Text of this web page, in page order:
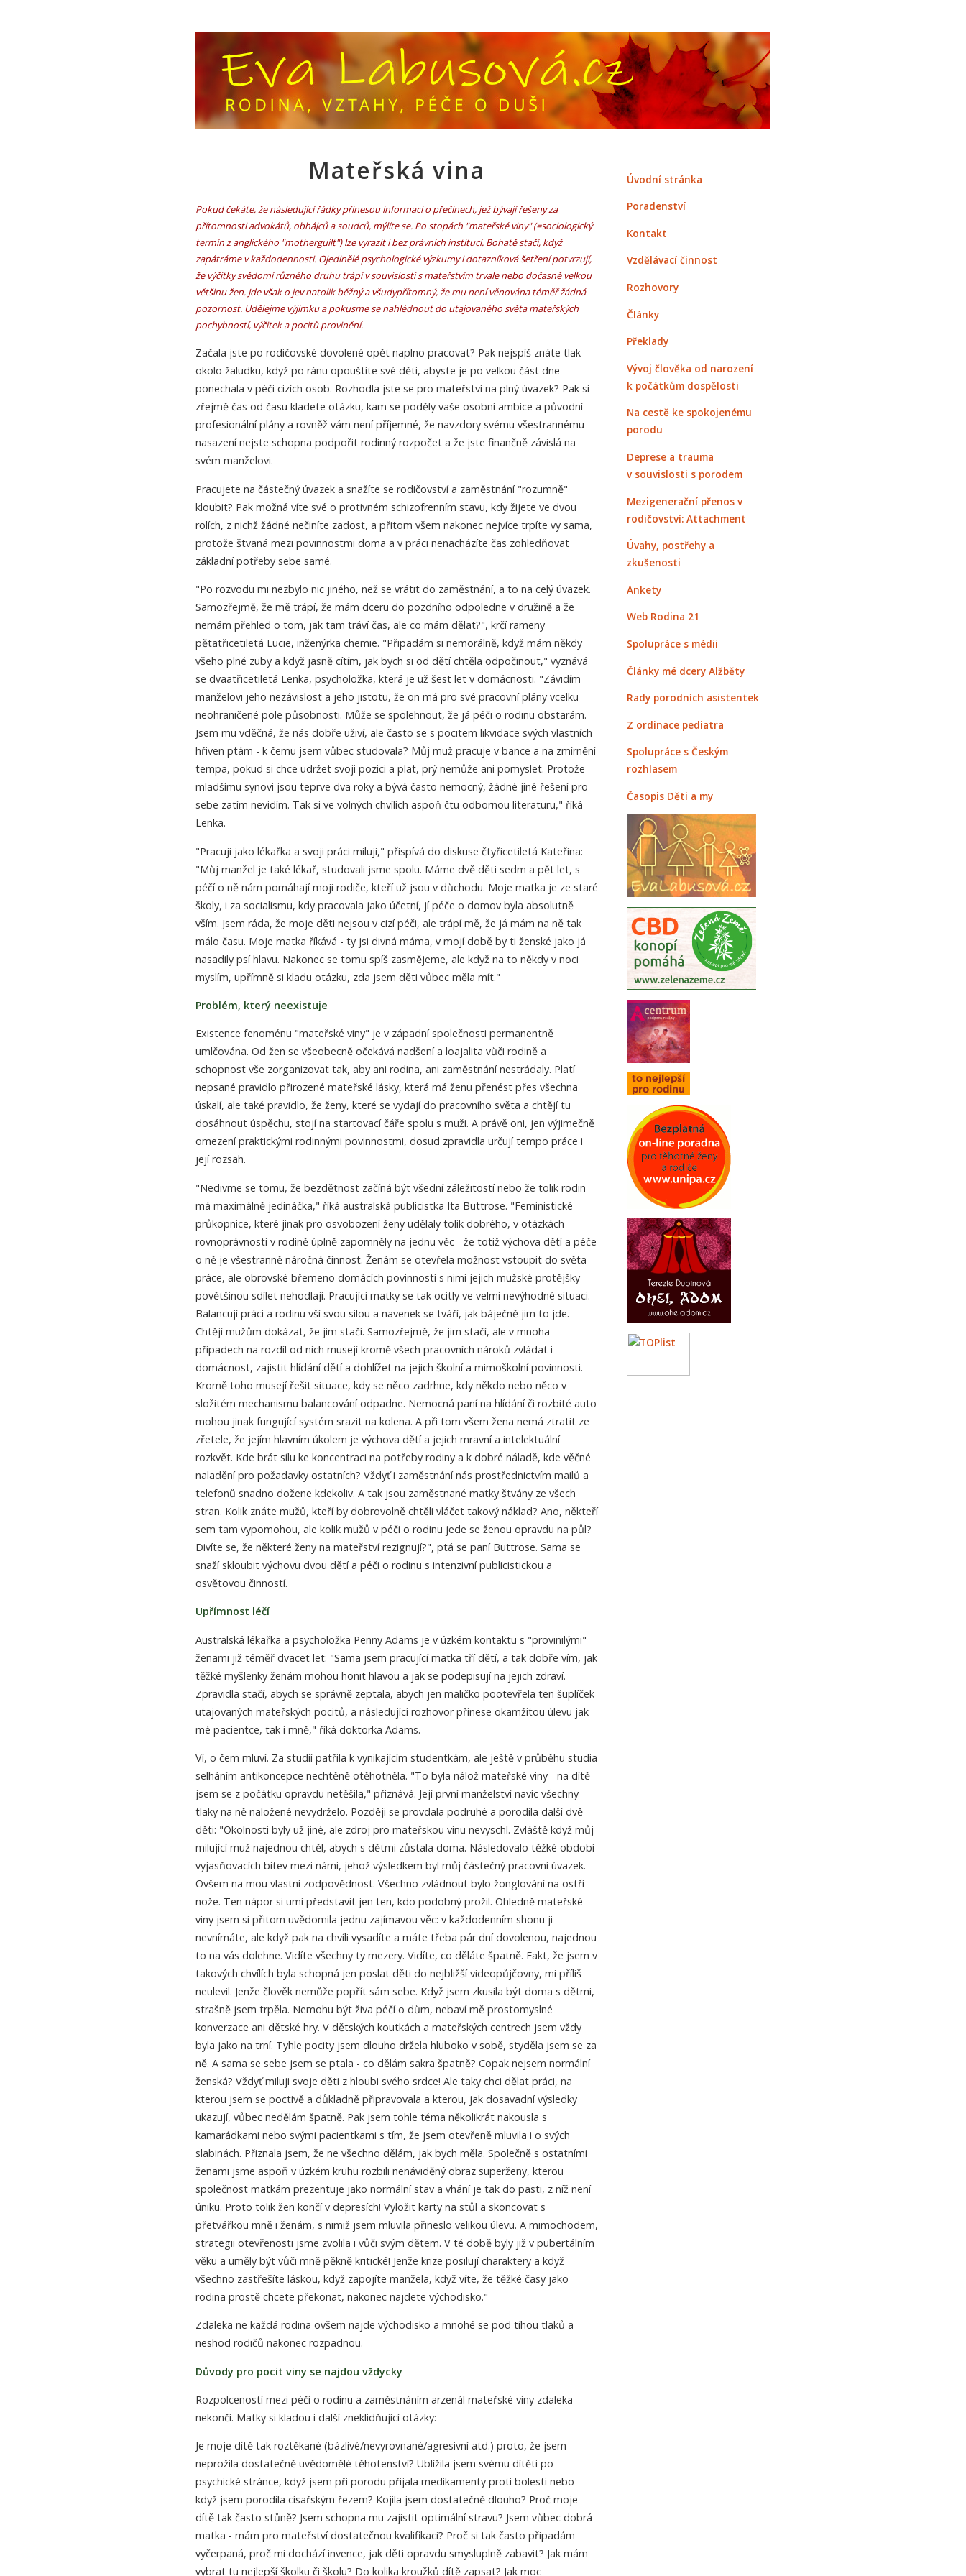
Mateřská vina
Pokud čekáte, že následující řádky přinesou informaci o přečinech, jež bývají řešeny za
přítomnosti advokátů, obhájců a soudců, mýlíte se. Po stopách "mateřské viny" (=sociologický
termín z anglického "motherguilt") lze vyrazit i bez právních institucí. Bohatě stačí, když
zapátráme v každodennosti. Ojedinělé psychologické výzkumy i dotazníková šetření potvrzují,
že výčitky svědomí různého druhu trápí v souvislosti s mateřstvím trvale nebo dočasně velkou
většinu žen. Jde však o jev natolik běžný a všudypřítomný, že mu není věnována téměř žádná
pozornost. Udělejme výjimku a pokusme se nahlédnout do utajovaného světa mateřských
pochybností, výčitek a pocitů provinění.
Začala jste po rodičovské dovolené opět naplno pracovat? Pak nejspíš znáte tlak
okolo žaludku, když po ránu opouštíte své děti, abyste je po velkou část dne
ponechala v péči cizích osob. Rozhodla jste se pro mateřství na plný úvazek? Pak si
zřejmě čas od času kladete otázku, kam se poděly vaše osobní ambice a původní
profesionální plány a rovněž vám není příjemné, že navzdory svému všestrannému
nasazení nejste schopna podpořit rodinný rozpočet a že jste finančně závislá na
svém manželovi.
Pracujete na částečný úvazek a snažíte se rodičovství a zaměstnání "rozumně"
kloubit? Pak možná víte své o protivném schizofrenním stavu, kdy žijete ve dvou
rolích, z nichž žádné nečiníte zadost, a přitom všem nakonec nejvíce trpíte vy sama,
protože štvaná mezi povinnostmi doma a v práci nenacházíte čas zohledňovat
základní potřeby sebe samé.
"Po rozvodu mi nezbylo nic jiného, než se vrátit do zaměstnání, a to na celý úvazek.
Samozřejmě, že mě trápí, že mám dceru do pozdního odpoledne v družině a že
nemám přehled o tom, jak tam tráví čas, ale co mám dělat?", krčí rameny
pětatřicetiletá Lucie, inženýrka chemie. "Připadám si nemorálně, když mám někdy
všeho plné zuby a když jasně cítím, jak bych si od dětí chtěla odpočinout," vyznává
se dvaatřicetiletá Lenka, psycholožka, která je už šest let v domácnosti. "Závidím
manželovi jeho nezávislost a jeho jistotu, že on má pro své pracovní plány vcelku
neohraničené pole působnosti. Může se spolehnout, že já péči o rodinu obstarám.
Jsem mu vděčná, že nás dobře uživí, ale často se s pocitem likvidace svých vlastních
hřiven ptám - k čemu jsem vůbec studovala? Můj muž pracuje v bance a na zmírnění
tempa, pokud si chce udržet svoji pozici a plat, prý nemůže ani pomyslet. Protože
mladšímu synovi jsou teprve dva roky a bývá často nemocný, žádné jiné řešení pro
sebe zatím nevidím. Tak si ve volných chvílích aspoň čtu odbornou literaturu," říká
Lenka.
"Pracuji jako lékařka a svoji práci miluji," přispívá do diskuse čtyřicetiletá Kateřina:
"Můj manžel je také lékař, studovali jsme spolu. Máme dvě děti sedm a pět let, s
péčí o ně nám pomáhají moji rodiče, kteří už jsou v důchodu. Moje matka je ze staré
školy, i za socialismu, kdy pracovala jako účetní, jí péče o domov byla absolutně
vším. Jsem ráda, že moje děti nejsou v cizí péči, ale trápí mě, že já mám na ně tak
málo času. Moje matka říkává - ty jsi divná máma, v mojí době by ti ženské jako já
nasadily psí hlavu. Nakonec se tomu spíš zasmějeme, ale když na to někdy v noci
myslím, upřímně si kladu otázku, zda jsem děti vůbec měla mít."
Problém, který neexistuje
Existence fenoménu "mateřské viny" je v západní společnosti permanentně
umlčována. Od žen se všeobecně očekává nadšení a loajalita vůči rodině a
schopnost vše zorganizovat tak, aby ani rodina, ani zaměstnání nestrádaly. Platí
nepsané pravidlo přirozené mateřské lásky, která má ženu přenést přes všechna
úskalí, ale také pravidlo, že ženy, které se vydají do pracovního světa a chtějí tu
dosáhnout úspěchu, stojí na startovací čáře spolu s muži. A právě oni, jen výjimečně
omezení praktickými rodinnými povinnostmi, dosud zpravidla určují tempo práce i
její rozsah.
"Nedivme se tomu, že bezdětnost začíná být všední záležitostí nebo že tolik rodin
má maximálně jedináčka," říká australská publicistka Ita Buttrose. "Feministické
průkopnice, které jinak pro osvobození ženy udělaly tolik dobrého, v otázkách
rovnoprávnosti v rodině úplně zapomněly na jednu věc - že totiž výchova dětí a péče
o ně je všestranně náročná činnost. Ženám se otevřela možnost vstoupit do světa
práce, ale obrovské břemeno domácích povinností s nimi jejich mužské protějšky
povětšinou sdílet nehodlají. Pracující matky se tak ocitly ve velmi nevýhodné situaci.
Balancují práci a rodinu vší svou silou a navenek se tváří, jak báječně jim to jde.
Chtějí mužům dokázat, že jim stačí. Samozřejmě, že jim stačí, ale v mnoha
případech na rozdíl od nich musejí kromě všech pracovních nároků zvládat i
domácnost, zajistit hlídání dětí a dohlížet na jejich školní a mimoškolní povinnosti.
Kromě toho musejí řešit situace, kdy se něco zadrhne, kdy někdo nebo něco v
složitém mechanismu balancování odpadne. Nemocná paní na hlídání či rozbité auto
mohou jinak fungující systém srazit na kolena. A při tom všem žena nemá ztratit ze
zřetele, že jejím hlavním úkolem je výchova dětí a jejich mravní a intelektuální
rozkvět. Kde brát sílu ke koncentraci na potřeby rodiny a k dobré náladě, kde věčné
naladění pro požadavky ostatních? Vždyť i zaměstnání nás prostřednictvím mailů a
telefonů snadno dožene kdekoliv. A tak jsou zaměstnané matky štvány ze všech
stran. Kolik znáte mužů, kteří by dobrovolně chtěli vláčet takový náklad? Ano, někteří
sem tam vypomohou, ale kolik mužů v péči o rodinu jede se ženou opravdu na půl?
Divíte se, že některé ženy na mateřství rezignují?", ptá se paní Buttrose. Sama se
snaží skloubit výchovu dvou dětí a péči o rodinu s intenzivní publicistickou a
osvětovou činností.
Upřímnost léčí
Australská lékařka a psycholožka Penny Adams je v úzkém kontaktu s "provinilými"
ženami již téměř dvacet let: "Sama jsem pracující matka tří dětí, a tak dobře vím, jak
těžké myšlenky ženám mohou honit hlavou a jak se podepisují na jejich zdraví.
Zpravidla stačí, abych se správně zeptala, abych jen maličko pootevřela ten šuplíček
utajovaných mateřských pocitů, a následující rozhovor přinese okamžitou úlevu jak
mé pacientce, tak i mně," říká doktorka Adams.
Ví, o čem mluví. Za studií patřila k vynikajícím studentkám, ale ještě v průběhu studia
selháním antikoncepce nechtěně otěhotněla. "To byla nálož mateřské viny - na dítě
jsem se z počátku opravdu netěšila," přiznává. Její první manželství navíc všechny
tlaky na ně naložené nevydrželo. Později se provdala podruhé a porodila další dvě
děti: "Okolnosti byly už jiné, ale zdroj pro mateřskou vinu nevyschl. Zvláště když můj
milující muž najednou chtěl, abych s dětmi zůstala doma. Následovalo těžké období
vyjasňovacích bitev mezi námi, jehož výsledkem byl můj částečný pracovní úvazek.
Ovšem na mou vlastní zodpovědnost. Všechno zvládnout bylo žonglování na ostří
nože. Ten nápor si umí představit jen ten, kdo podobný prožil. Ohledně mateřské
viny jsem si přitom uvědomila jednu zajímavou věc: v každodenním shonu ji
nevnímáte, ale když pak na chvíli vysadíte a máte třeba pár dní dovolenou, najednou
to na vás dolehne. Vidíte všechny ty mezery. Vidíte, co děláte špatně. Fakt, že jsem v
takových chvílích byla schopná jen poslat děti do nejbližší videopůjčovny, mi příliš
neulevil. Jenže člověk nemůže popřít sám sebe. Když jsem zkusila být doma s dětmi,
strašně jsem trpěla. Nemohu být živa péčí o dům, nebaví mě prostomyslné
konverzace ani dětské hry. V dětských koutkách a mateřských centrech jsem vždy
byla jako na trní. Tyhle pocity jsem dlouho držela hluboko v sobě, styděla jsem se za
ně. A sama se sebe jsem se ptala - co dělám sakra špatně? Copak nejsem normální
ženská? Vždyť miluji svoje děti z hloubi svého srdce! Ale taky chci dělat práci, na
kterou jsem se poctivě a důkladně připravovala a kterou, jak dosavadní výsledky
ukazují, vůbec nedělám špatně. Pak jsem tohle téma několikrát nakousla s
kamarádkami nebo svými pacientkami s tím, že jsem otevřeně mluvila i o svých
slabinách. Přiznala jsem, že ne všechno dělám, jak bych měla. Společně s ostatními
ženami jsme aspoň v úzkém kruhu rozbili nenáviděný obraz superženy, kterou
společnost matkám prezentuje jako normální stav a vhání je tak do pasti, z níž není
úniku. Proto tolik žen končí v depresích! Vyložit karty na stůl a skoncovat s
přetvářkou mně i ženám, s nimiž jsem mluvila přineslo velikou úlevu. A mimochodem,
strategii otevřenosti jsme zvolila i vůči svým dětem. V té době byly již v pubertálním
věku a uměly být vůči mně pěkně kritické! Jenže krize posilují charaktery a když
všechno zastřešíte láskou, když zapojíte manžela, když víte, že těžké časy jako
rodina prostě chcete překonat, nakonec najdete východisko."
Zdaleka ne každá rodina ovšem najde východisko a mnohé se pod tíhou tlaků a
neshod rodičů nakonec rozpadnou.
Důvody pro pocit viny se najdou vždycky
Rozpolceností mezi péčí o rodinu a zaměstnáním arzenál mateřské viny zdaleka
nekončí. Matky si kladou i další zneklidňující otázky:
Je moje dítě tak roztěkané (bázlivé/nevyrovnané/agresivní atd.) proto, že jsem
neprožila dostatečně uvědomělé těhotenství? Ublížila jsem svému dítěti po
psychické stránce, když jsem při porodu přijala medikamenty proti bolesti nebo
když jsem porodila císařským řezem? Kojila jsem dostatečně dlouho? Proč moje
dítě tak často stůně? Jsem schopna mu zajistit optimální stravu? Jsem vůbec dobrá
matka - mám pro mateřství dostatečnou kvalifikaci? Proč si tak často připadám
vyčerpaná, proč mi dochází invence, jak děti opravdu smysluplně zabavit? Jak mám
vybrat tu nejlepší školku či školu? Do kolika kroužků dítě zapsat? Jak moc
Úvodní stránka
Poradenství
Kontakt
Vzdělávací činnost
Rozhovory
Články
Překlady
Vývoj člověka od narození
k počátkům dospělosti
Na cestě ke spokojenému
porodu
Deprese a trauma
v souvislosti s porodem
Mezigenerační přenos v
rodičovství: Attachment
Úvahy, postřehy a
zkušenosti
Ankety
Web Rodina 21
Spolupráce s médii
Články mé dcery Alžběty
Rady porodních asistentek
Z ordinace pediatra
Spolupráce s Českým
rozhlasem
Časopis Děti a my